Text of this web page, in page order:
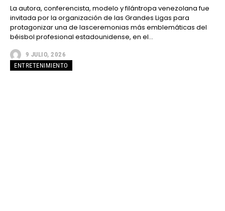
La autora, conferencista, modelo y filántropa venezolana fue
invitada por la organización de las Grandes Ligas para
protagonizar una de lasceremonias más emblemáticas del
béisbol profesional estadounidense, en el...
9 JULIO, 2026
ENTRETENIMIENTO